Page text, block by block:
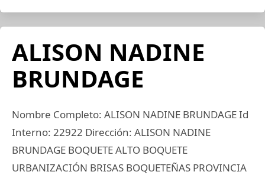
ALISON NADINE
BRUNDAGE
Nombre Completo: ALISON NADINE BRUNDAGE Id
Interno: 22922 Dirección: ALISON NADINE
BRUNDAGE BOQUETE ALTO BOQUETE
URBANIZACIÓN BRISAS BOQUETEÑAS PROVINCIA